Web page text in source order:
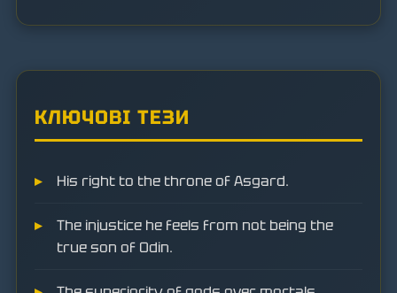
КЛЮЧОВІ ТЕЗИ
His right to the throne of Asgard.
The injustice he feels from not being the
true son of Odin.